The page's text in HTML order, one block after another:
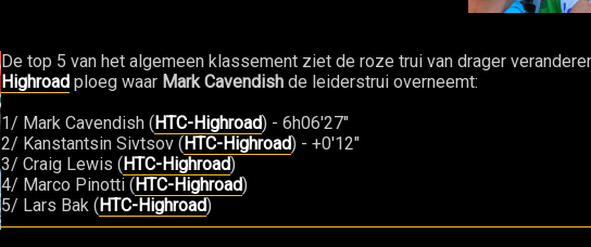
De top 5 van het algemeen klassement ziet de roze trui van drager
Highroad ploeg waar Mark Cavendish de leiderstrui overneemt:
1/ Mark Cavendish (HTC-Highroad) - 6h06'27"
2/ Kanstantsin Sivtsov (HTC-Highroad) - +0'12"
3/ Craig Lewis (HTC-Highroad)
4/ Marco Pinotti (HTC-Highroad)
5/ Lars Bak (HTC-Highroad)